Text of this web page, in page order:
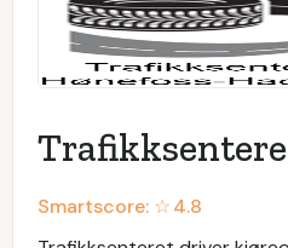
Smartscore: ☆4.8